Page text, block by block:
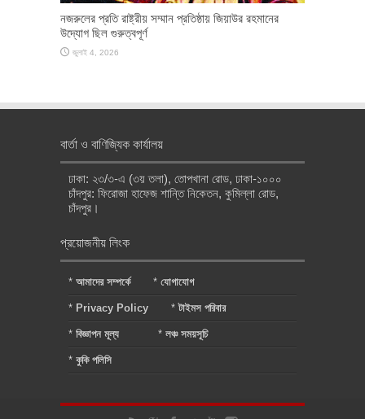
নজরুলের প্রতি রাষ্ট্রীয় সম্মান প্রতিষ্ঠায় জিয়াউর রহমানের
উদ্যোগ ছিল গুরুত্বপূর্ণ
জুলাই 4, 2026
বার্তা ও বাণিজ্যিক কার্যালয়
ঢাকা: ২৩/৩-এ (৩য় তলা), তোপখানা রোড, ঢাকা-১০০০
চাঁদপুর: ফিরোজা হাফেজ শান্তি নিকেতন, কুমিল্লা রোড,
চাঁদপুর।
প্রয়োজনীয় লিংক
* আমাদের সম্পর্কে * যোগাযোগ
* Privacy Policy *টাইমস পরিবার
* বিজ্ঞাপন মূল্য * লঞ্চ সময়সূচি
* কুকি পলিসি